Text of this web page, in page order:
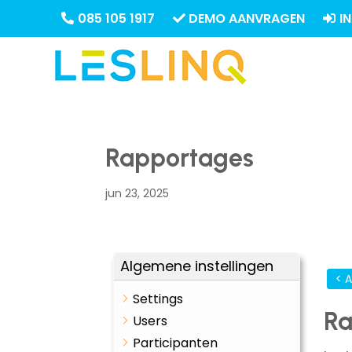
085 105 1917 DEMO AANVRAGEN
Rapportages
jun 23, 2025
Algemene instellingen
Settings
Users
Participanten
<